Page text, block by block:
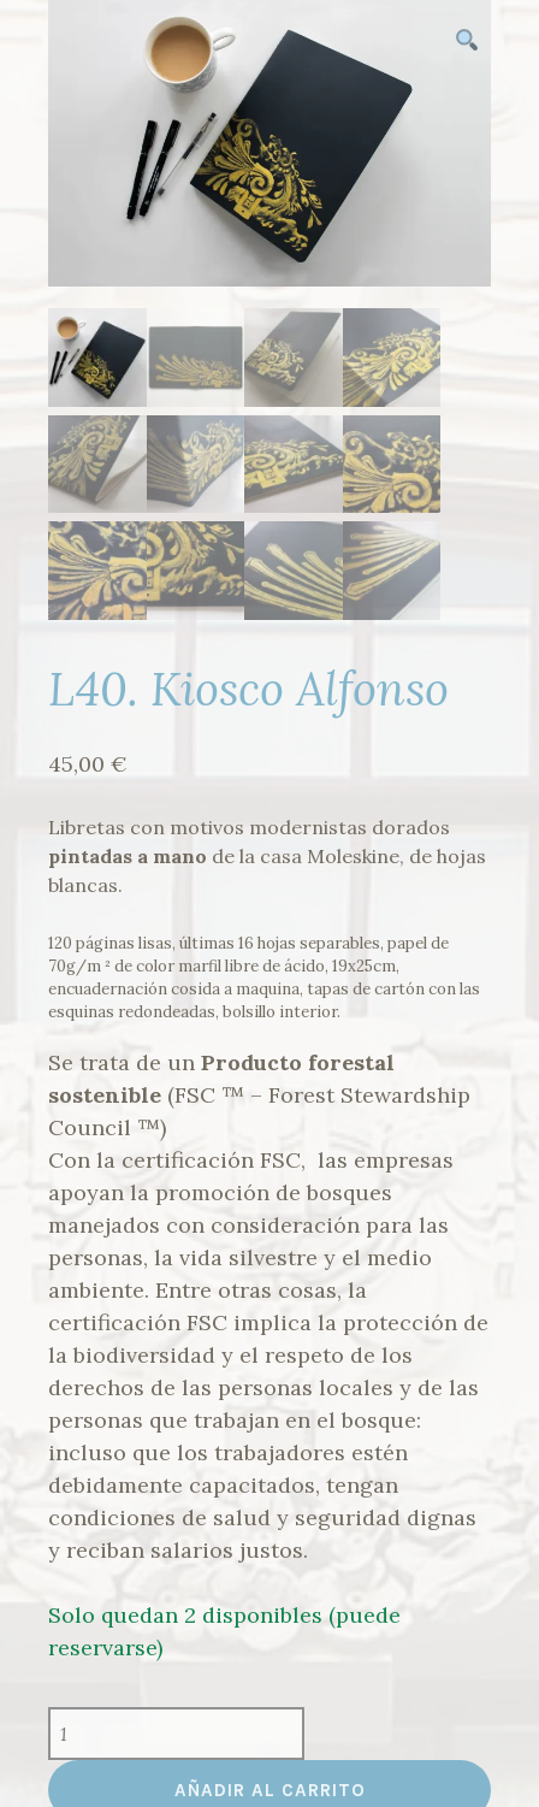
L40. Kiosco Alfonso
45,00 €
Libretas con motivos modernistas dorados
pintadas a mano de la casa Moleskine, de hojas
blancas.
120 páginas lisas, últimas 16 hojas separables, papel de
70g/m ² de color marfil libre de ácido, 19x25cm,
encuadernación cosida a maquina, tapas de cartón con las
esquinas redondeadas, bolsillo interior.
Se trata de un Producto forestal
sostenible (FSC ™ – Forest Stewardship
Council ™)
Con la certificación FSC, las empresas
apoyan la promoción de bosques
manejados con consideración para las
personas, la vida silvestre y el medio
ambiente. Entre otras cosas, la
certificación FSC implica la protección de
la biodiversidad y el respeto de los
derechos de las personas locales y de las
personas que trabajan en el bosque:
incluso que los trabajadores estén
debidamente capacitados, tengan
condiciones de salud y seguridad dignas
y reciban salarios justos.
Solo quedan 2 disponibles (puede
reservarse)
KIOSCO
ALFONSO
CANTIDAD
AÑADIR AL CARRITO